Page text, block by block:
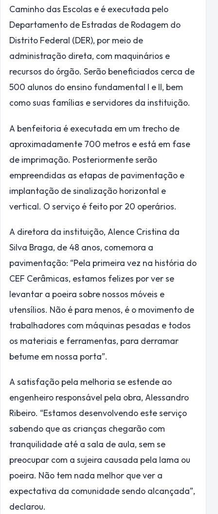
Caminho das Escolas e é executada pelo
Departamento de Estradas de Rodagem do
Distrito Federal (DER), por meio de
administração direta, com maquinários e
recursos do órgão. Serão beneficiados cerca de
500 alunos do ensino fundamental I e II, bem
como suas famílias e servidores da instituição.
A benfeitoria é executada em um trecho de
aproximadamente 700 metros e está em fase
de imprimação. Posteriormente serão
empreendidas as etapas de pavimentação e
implantação de sinalização horizontal e
vertical. O serviço é feito por 20 operários.
A diretora da instituição, Alence Cristina da
Silva Braga, de 48 anos, comemora a
pavimentação: “Pela primeira vez na história do
CEF Cerâmicas, estamos felizes por ver se
levantar a poeira sobre nossos móveis e
utensílios. Não é para menos, é o movimento de
trabalhadores com máquinas pesadas e todos
os materiais e ferramentas, para derramar
betume em nossa porta”.
A satisfação pela melhoria se estende ao
engenheiro responsável pela obra, Alessandro
Ribeiro. “Estamos desenvolvendo este serviço
sabendo que as crianças chegarão com
tranquilidade até a sala de aula, sem se
preocupar com a sujeira causada pela lama ou
poeira. Não tem nada melhor que ver a
expectativa da comunidade sendo alcançada”,
declarou.